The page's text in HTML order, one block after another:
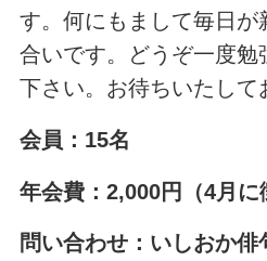
す。何にもまして毎日が
合いです。どうぞ一度勉
下さい。お待ちいたして
会員：15名
年会費：2,000円（4月に
問い合わせ：いしおか